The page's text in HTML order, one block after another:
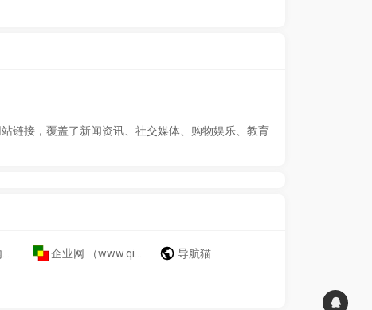
链接，覆盖了新闻资讯、社交媒体、购物娱乐、教育
企业网 （www.qiye.host） 导航猫